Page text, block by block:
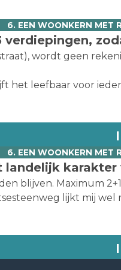
6. EEN WOONKERN MET
verdiepingen,
wordt geen
het leefbaar voor
6. EEN WOONKERN MET
landelijk
blijven. Maximum
lijkt mij